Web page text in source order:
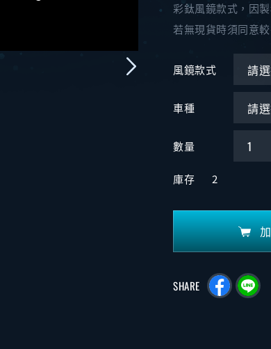
彩鈦風鏡款式，因
若無現貨時須同意
風鏡款式
車種
數量
庫存 2
SHARE